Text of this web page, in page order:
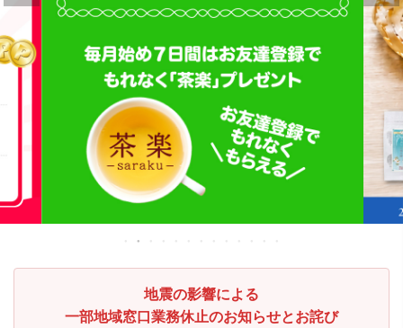
地震の影響による
一部地域窓口業務休止のお知らせとお詫び